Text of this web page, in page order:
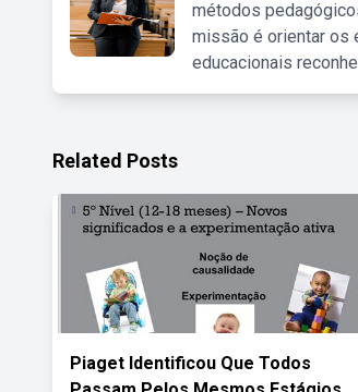
métodos
missão é orientar os
educacionais
Related Posts
Piaget Identificou Que Todos